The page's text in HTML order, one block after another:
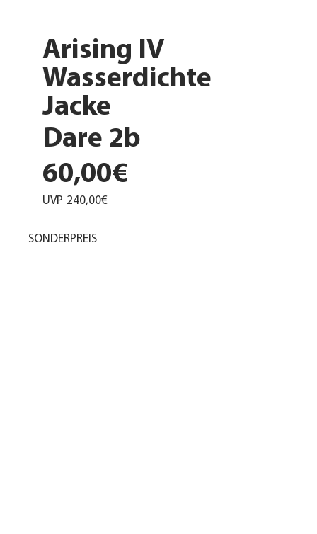
Arising IV
Wasserdichte
Jacke
Dare 2b
60,00€
UVP 240,00€
SONDERPREIS